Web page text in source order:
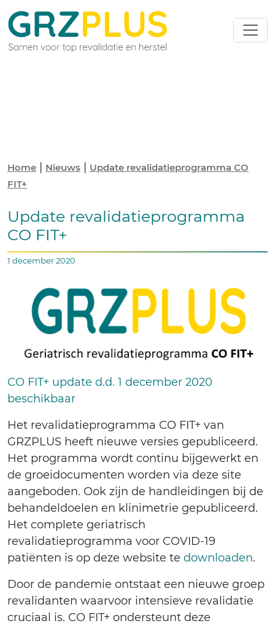
Home Nieuws
Update revalidatieprogramma CO
FIT+
Update revalidatieprogramma
CO FIT+
1 december 2020
CO FIT+ update d.d. 1 december 2020
beschikbaar
Het revalidatieprogramma CO FIT+ van
GRZPLUS heeft nieuwe versies gepubliceerd.
Het programma wordt continu bijgewerkt en
de groeidocumenten worden via deze site
aangeboden. Ook zijn de handleidingen bij de
behandeldoelen en klinimetrie gepubliceerd.
Het complete geriatrisch
revalidatieprogramma voor COVID-19
patiënten is op deze website te downloaden.
Door de pandemie ontstaat een nieuwe groep
revalidanten waarvoor intensieve revalidatie
cruciaal is. CO FIT+ ondersteunt deze